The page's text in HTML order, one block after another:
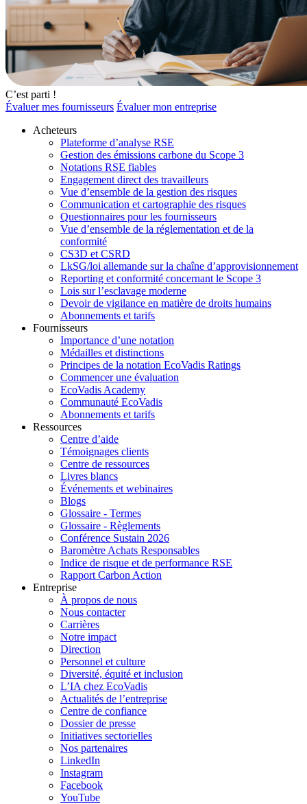
C’est parti !
Évaluer mes fournisseurs Évaluer mon entreprise
Acheteurs
Plateforme d’analyse RSE
Gestion des émissions carbone du Scope 3
Notations RSE fiables
Engagement direct des travailleurs
Vue d’ensemble de la gestion des risques
Communication et cartographie des risques
Questionnaires pour les fournisseurs
Vue d’ensemble de la réglementation et de la
conformité
CS3D et CSRD
LkSG/loi allemande sur la chaîne d’approvisionnement
Reporting et conformité concernant le Scope 3
Lois sur l’esclavage moderne
Devoir de vigilance en matière de droits humains
Abonnements et tarifs
Fournisseurs
Importance d’une notation
Médailles et distinctions
Principes de la notation EcoVadis Ratings
Commencer une évaluation
EcoVadis Academy
Communauté EcoVadis
Abonnements et tarifs
Ressources
Centre d’aide
Témoignages clients
Centre de ressources
Livres blancs
Événements et webinaires
Blogs
Glossaire - Termes
Glossaire - Règlements
Conférence Sustain 2026
Baromètre Achats Responsables
Indice de risque et de performance RSE
Rapport Carbon Action
Entreprise
À propos de nous
Nous contacter
Carrières
Notre impact
Direction
Personnel et culture
Diversité, équité et inclusion
L’IA chez EcoVadis
Actualités de l’entreprise
Centre de confiance
Dossier de presse
Initiatives sectorielles
Nos partenaires
LinkedIn
Instagram
Facebook
YouTube